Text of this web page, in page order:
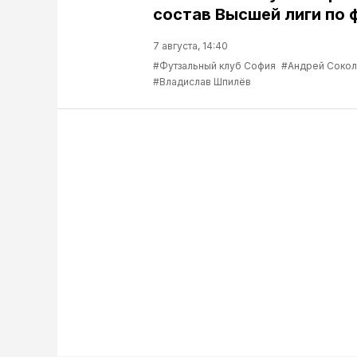
состав Высшей лиги по
7 августа, 14:40
#Футзальный клуб София #Андрей
#Владислав Шпилёв